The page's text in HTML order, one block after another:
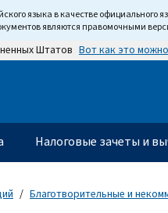
языка в качестве
являются правомочными
Штатов Вот как это
Налоговые зачеты и
Благотворительные и